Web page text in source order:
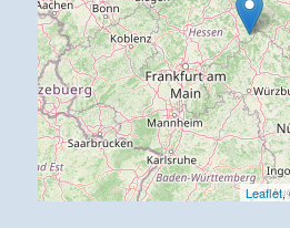
Leaflet,